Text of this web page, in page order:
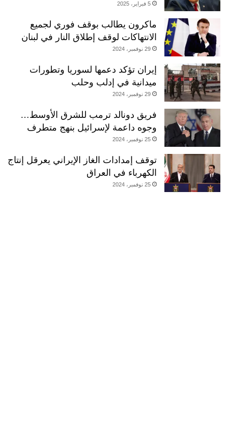
5 فبراير، 2025
ماكرون يطالب بوقف فوري لجميع
الانتهاكات لوقف إطلاق النار في لبنان
29 نوفمبر، 2024
إيران تؤكد دعمها لسوريا وتطورات
ميدانية في إدلب وحلب
29 نوفمبر، 2024
فريق دونالد ترمب للشرق الأوسط…
وجوه داعمة لإسرائيل بنهج متطرف
25 نوفمبر، 2024
توقف إمدادات الغاز الإيراني يعرقل إنتاج
الكهرباء في العراق
25 نوفمبر، 2024